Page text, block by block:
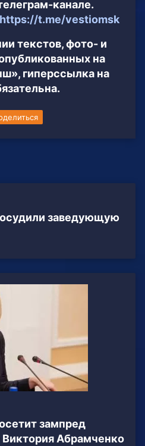
канале.
https://t.me/vestiomsk
текстов, фото- и
на
гиперссылка на
заведующую
зампред
Абрамченко